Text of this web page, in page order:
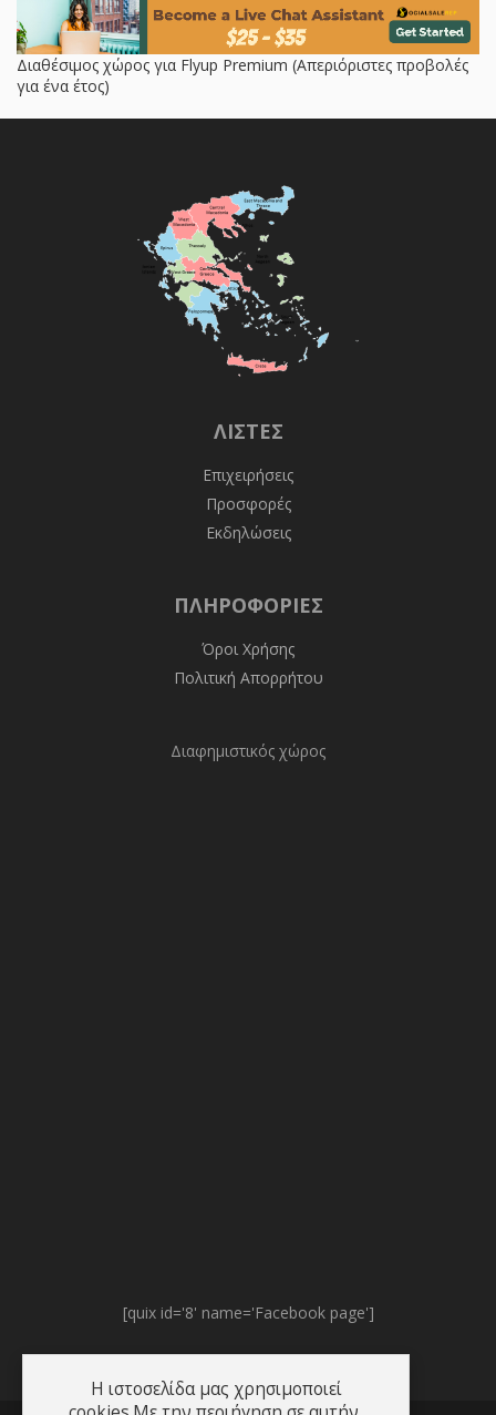
Διαθέσιμος χώρος για Flyup Premium (Απεριόριστες προβολές
για ένα έτος)
ΛΊΣΤΕΣ
Επιχειρήσεις
Προσφορές
Εκδηλώσεις
ΠΛΗΡΟΦΟΡΊΕΣ
Όροι Χρήσης
Πολιτική Απορρήτου
Διαφημιστικός χώρος
[quix id='8' name='Facebook page']
Η ιστοσελίδα μας χρησιμοποιεί